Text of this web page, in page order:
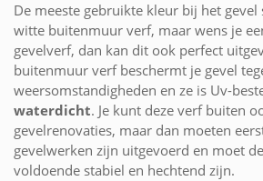
De meeste gebruikte kleur bij het gevel
witte buitenmuur verf, maar wens je
gevelverf, dan kan dit ook perfect
buitenmuur verf beschermt je gevel
weersomstandigheden en ze is Uv-
waterdicht. Je kunt deze verf buiten
gevelrenovaties, maar dan moeten
gevelwerken zijn uitgevoerd en moet
voldoende stabiel en hechtend zijn.